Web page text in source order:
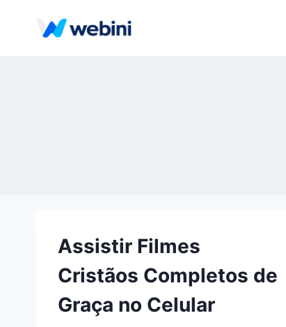
Assistir Filmes
Cristãos Completos de
Graça no Celular